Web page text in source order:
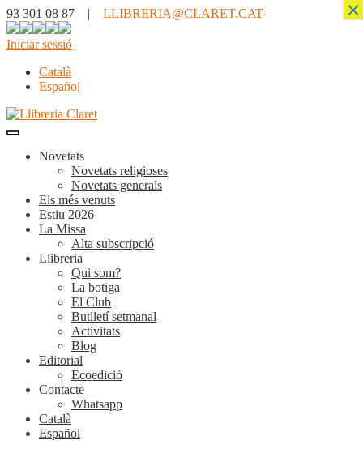
93 301 08 87 | LLIBRERIA@CLARET.CAT
Iniciar sessió
Català
Español
Novetats
Novetats religioses
Novetats generals
Els més venuts
Estiu 2026
La Missa
Alta subscripció
Llibreria
Qui som?
La botiga
El Club
Butlletí setmanal
Activitats
Blog
Editorial
Ecoedició
Contacte
Whatsapp
Català
Español
×